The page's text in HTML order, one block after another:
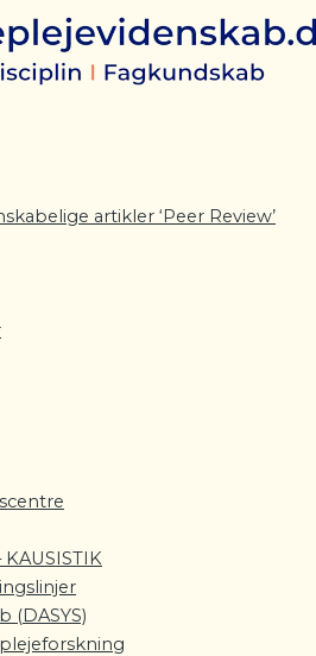
artikler ‘Peer Review’
(DASYS)